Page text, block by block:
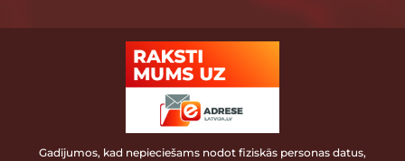
Gadījumos, kad nepieciešams nodot fiziskās personas datus,